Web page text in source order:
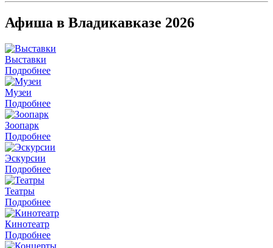
Афиша в Владикавказе 2026
Выставки
Подробнее
Музеи
Подробнее
Зоопарк
Подробнее
Эскурсии
Подробнее
Театры
Подробнее
Кинотеатр
Подробнее